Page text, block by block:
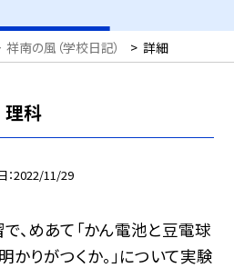
祥南の風（学校日記） > 詳細
科
2022/11/29
で、めあて「かん電池と豆電球
かりがつくか。」について実験